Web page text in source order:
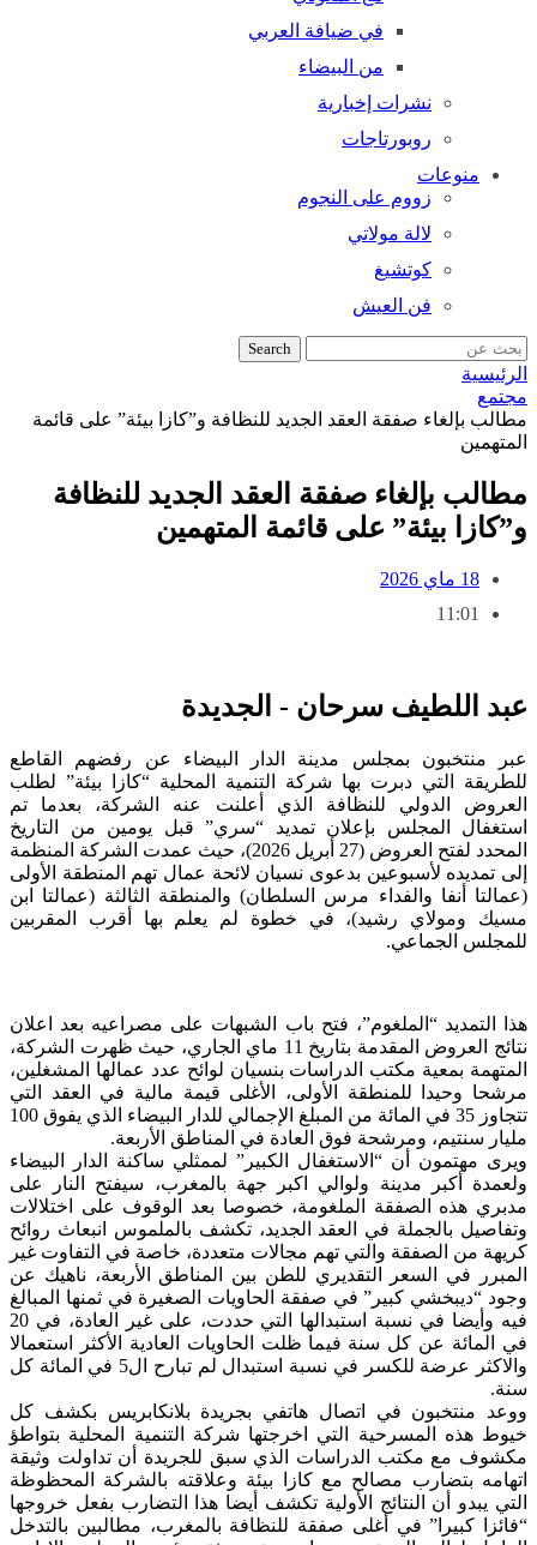
في ضيافة العربي
من البيضاء
نشرات إخبارية
روبورتاجات
منوعات
زووم على النجوم
لالة مولاتي
كوتشيغ
فن العيش
Search
بإلغاء صفقة العقد الجديد للنظافة و”كازا بيئة” على قائمة
بإلغاء صفقة العقد الجديد للنظافة
بيئة” على قائمة المتهمين
18 ماي 2026
11:01
اللطيف سرحان - الجديدة
منتخبون بمجلس مدينة الدار البيضاء عن رفضهم القاطع
التي دبرت بها شركة التنمية المحلية “كازا بيئة” لطلب
الدولي للنظافة الذي أعلنت عنه الشركة، بعدما تم
المجلس بإعلان تمديد “سري” قبل يومين من التاريخ
المحدد لفتح العروض (27 أبريل 2026)، حيث عمدت الشركة المنظمة
تمديده لأسبوعين بدعوى نسيان لائحة عمال تهم المنطقة الأولى
أنفا والفداء مرس السلطان) والمنطقة الثالثة (عمالتا ابن
ومولاي رشيد)، في خطوة لم يعلم بها أقرب المقربين
الجماعي.
التمديد “الملغوم”، فتح باب الشبهات على مصراعيه بعد اعلان
نتائج العروض المقدمة بتاريخ 11 ماي الجاري، حيث ظهرت الشركة،
بمعية مكتب الدراسات بنسيان لوائح عدد عمالها المشغلين،
وحيدا للمنطقة الأولى، الأغلى قيمة مالية في العقد التي
تتجاوز 35 في المائة من المبلغ الإجمالي للدار البيضاء الذي يفوق 100
سنتيم، ومرشحة فوق العادة في المناطق الأربعة.
مهتمون أن “الاستغفال الكبير” لممثلي ساكنة الدار البيضاء
أكبر مدينة ولوالي اكبر جهة بالمغرب، سيفتح النار على
هذه الصفقة الملغومة، خصوصا بعد الوقوف على اختلالات
بالجملة في العقد الجديد، تكشف بالملموس انبعاث روائح
من الصفقة والتي تهم مجالات متعددة، خاصة في التفاوت غير
في السعر التقديري للطن بين المناطق الأربعة، ناهيك عن
“ديبخشي كبير” في صفقة الحاويات الصغيرة في ثمنها المبالغ
فيه وأيضا في نسبة استبدالها التي حددت، على غير العادة، في 20
المائة عن كل سنة فيما ظلت الحاويات العادية الأكثر استعمالا
والاكثر عرضة للكسر في نسبة استبدال لم تبارح ال5 في المائة كل
منتخبون في اتصال هاتفي بجريدة بلانكابريس بكشف كل
هذه المسرحية التي اخرجتها شركة التنمية المحلية بتواطؤ
مع مكتب الدراسات الذي سبق للجريدة أن تداولت وثيقة
بتضارب مصالح مع كازا بيئة وعلاقته بالشركة المحظوظة
يبدو أن النتائج الأولية تكشف أيضا هذا التضارب بفعل خروجها
كبيرا” في أغلى صفقة للنظافة بالمغرب، مطالبين بالتدخل